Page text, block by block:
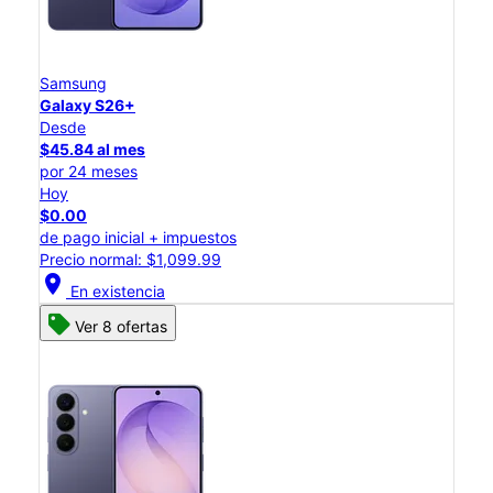
Samsung
Galaxy S26+
Desde
$45.84 al mes
por 24 meses
Hoy
$0.00
de pago inicial + impuestos
Precio normal: $1,099.99
location_on En existencia
Ver 8 ofertas